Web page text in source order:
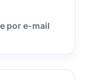
por e-mail